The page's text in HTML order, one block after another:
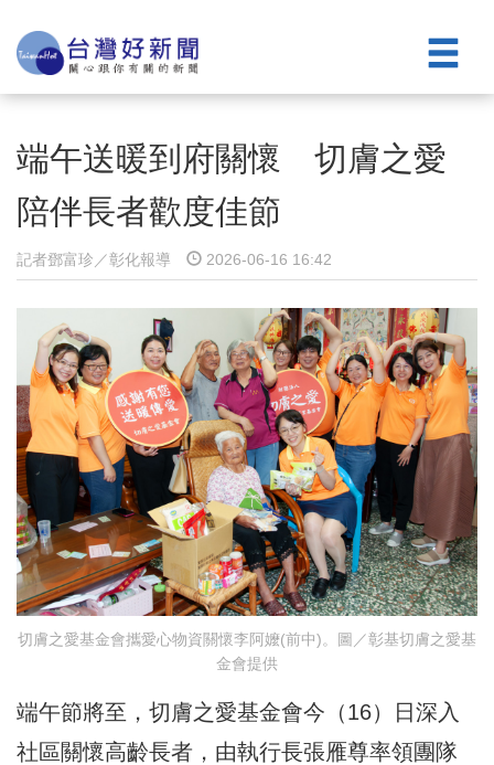
端午送暖到府關懷 切膚之愛
陪伴長者歡度佳節
記者鄧富珍／彰化報導 2026-06-16 16:42
切膚之愛基金會攜愛心物資關懷李阿嬤(前中)。圖／彰基切膚之愛基
金會提供
端午節將至，切膚之愛基金會今（16）日深入
社區關懷高齡長者，由執行長張雁尊率領團隊